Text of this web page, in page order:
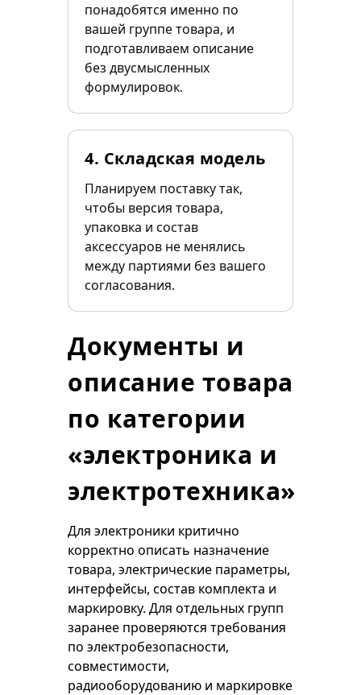
понадобятся именно по
вашей группе товара, и
подготавливаем описание
без двусмысленных
формулировок.
4. Складская модель
Планируем поставку так,
чтобы версия товара,
упаковка и состав
аксессуаров не менялись
между партиями без вашего
согласования.
Документы и
описание товара
по категории
«электроника и
электротехника»
Для электроники критично
корректно описать назначение
товара, электрические параметры,
интерфейсы, состав комплекта и
маркировку. Для отдельных групп
заранее проверяются требования
по электробезопасности,
совместимости,
радиооборудованию и маркировке